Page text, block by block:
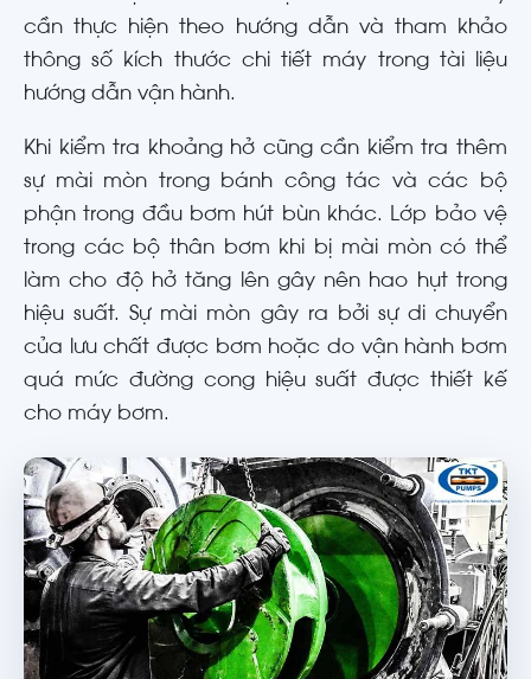
cần thực hiện theo hướng dẫn và tham khảo
thông số kích thước chi tiết máy trong tài liệu
hướng dẫn vận hành.
Khi kiểm tra khoảng hở cũng cần kiểm tra thêm
sự mài mòn trong bánh công tác và các bộ
phận trong đầu bơm hút bùn khác. Lớp bảo vệ
trong các bộ thân bơm khi bị mài mòn có thể
làm cho độ hở tăng lên gây nên hao hụt trong
hiệu suất. Sự mài mòn gây ra bởi sự di chuyển
của lưu chất được bơm hoặc do vận hành bơm
quá mức đường cong hiệu suất được thiết kế
cho máy bơm.